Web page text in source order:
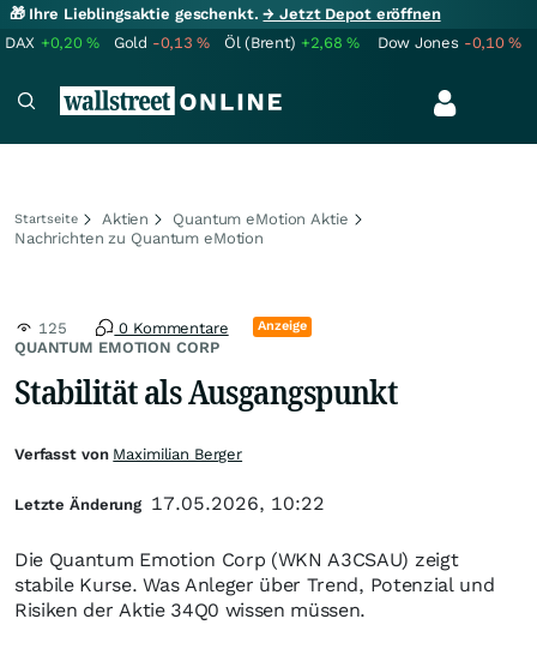
🎁 Ihre Lieblingsaktie geschenkt.→ Jetzt Depot eröffnen
DAX +0,20% Gold -0,13% Öl (Brent) +2,68% Dow Jones -0,10%
Startseite Aktien
Quantum eMotion Aktie
Nachrichten zu Quantum eMotion
QUANTUM EMOTION CORP
125 0 Kommentare Anzeige
Stabilität als Ausgangspunkt
Die Quantum Emotion Corp (WKN A3CSAU) zeigt
stabile Kurse. Was Anleger über Trend, Potenzial und
Risiken der Aktie 34Q0 wissen müssen.
Verfasst von Maximilian Berger
Letzte Änderung 17.05.2026, 10:22